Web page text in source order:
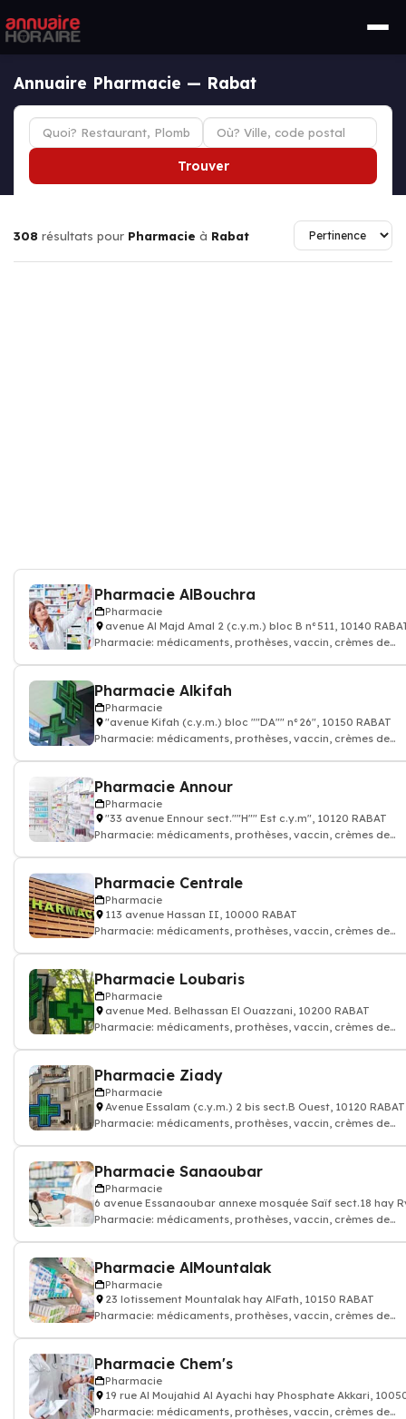
Annuaire Pharmacie — Rabat
Trouver
308 résultats pour Pharmacie à Rabat
Pharmacie AlBouchra
Pharmacie
avenue Al Majd Amal 2 (c.y.m.) bloc B n°511, 10140
Pharmacie: médicaments, prothèses, vaccin, crèmes de
Pharmacie Alkifah
Pharmacie
"avenue Kifah (c.y.m.) bloc ""DA"" n°26", 10150 RABAT
Pharmacie: médicaments, prothèses, vaccin, crèmes de
Pharmacie Annour
Pharmacie
"33 avenue Ennour sect.""H"" Est c.y.m", 10120 RABAT
Pharmacie: médicaments, prothèses, vaccin, crèmes de
Pharmacie Centrale
Pharmacie
113 avenue Hassan II, 10000 RABAT
Pharmacie: médicaments, prothèses, vaccin, crèmes de
Pharmacie Loubaris
Pharmacie
avenue Med. Belhassan El Ouazzani, 10200 RABAT
Pharmacie: médicaments, prothèses, vaccin, crèmes de
Pharmacie Ziady
Pharmacie
Avenue Essalam (c.y.m.) 2 bis sect.B Ouest, 10120 RABAT
Pharmacie: médicaments, prothèses, vaccin, crèmes de
Pharmacie Sanaoubar
Pharmacie
6 avenue Essanaoubar annexe mosquée Saïf sect.18 hay
Pharmacie: médicaments, prothèses, vaccin, crèmes de
Pharmacie AlMountalak
Pharmacie
23 lotissement Mountalak hay AlFath, 10150 RABAT
Pharmacie: médicaments, prothèses, vaccin, crèmes de
Pharmacie Chem's
Pharmacie
19 rue Al Moujahid Al Ayachi hay Phosphate Akkari,
Pharmacie: médicaments, prothèses, vaccin, crèmes de